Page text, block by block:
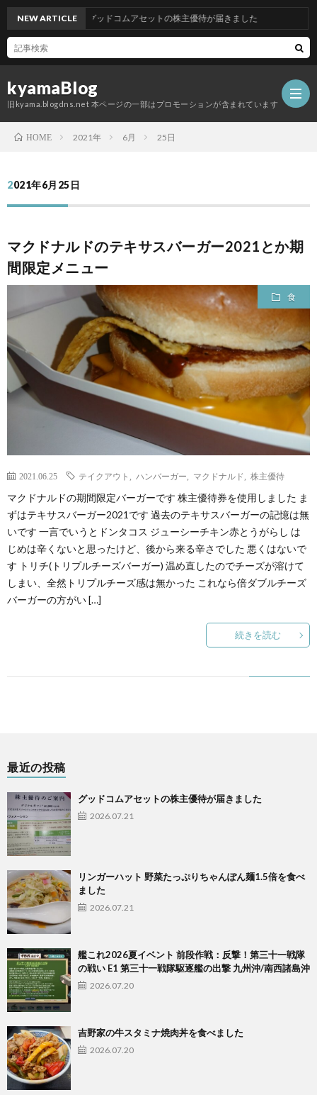
kyamaBlog
旧kyama.blogdns.net 本ページの一部はプロモーションが含まれています
NEW ARTICLEグッドコムアセットの株主優待が届きました
HOME 2021年 6月 25日
2021年6月25日
マクドナルドのテキサスバーガー2021とか期
間限定メニュー
食
2021.06.25 テイクアウト ハンバーガー マクドナルド 株主優待
マクドナルドの期間限定バーガーです 株主優待券を使用しました ま
ずはテキサスバーガー2021です 過去のテキサスバーガーの記憶は無
いです 一言でいうとドンタコス ジューシーチキン赤とうがらし は
じめは辛くないと思ったけど、後から来る辛さでした 悪くはないで
す トリチ(トリプルチーズバーガー) 温め直したのでチーズが溶けて
しまい、全然トリプルチーズ感は無かった これなら倍ダブルチーズ
バーガーの方がい […]
続きを読む
最近の投稿
グッドコムアセットの株主優待が届きました
2026.07.21
リンガーハット 野菜たっぷりちゃんぽん麺1.5倍を食べ
ました
2026.07.21
艦これ2026夏イベント 前段作戦：反撃！第三十一戦隊
の戦い E1 第三十一戦隊駆逐艦の出撃 九州沖/南西諸島沖
2026.07.20
吉野家の牛スタミナ焼肉丼を食べました
2026.07.20